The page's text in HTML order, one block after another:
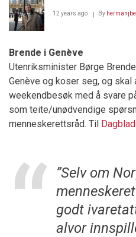
12 years ago By
Brende i Genève
Utenriksminister Børge
Genève og koser seg, og
weekendbesøk med å svare
som teite/unødvendige
menneskerettsråd. Til
”Selv om
godt
alvor